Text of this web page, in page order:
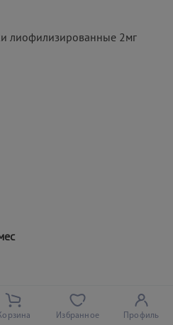
лиофилизированные 2мг
Избранное Профиль